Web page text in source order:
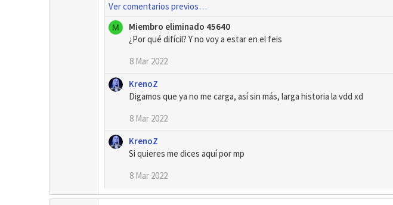
a
c
c
e
Ver comentarios previos…
M
Miembro eliminado 45640
¿Por qué difícil? Y no voy a estar en el feis
8 Mar 2022
KrenoZ
Digamos que ya no me carga, así sin más, larga historia la vdd xd
8 Mar 2022
KrenoZ
Si quieres me dices aquí por mp
8 Mar 2022